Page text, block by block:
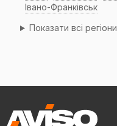
Івано-Франківськ
Показати всі регіони